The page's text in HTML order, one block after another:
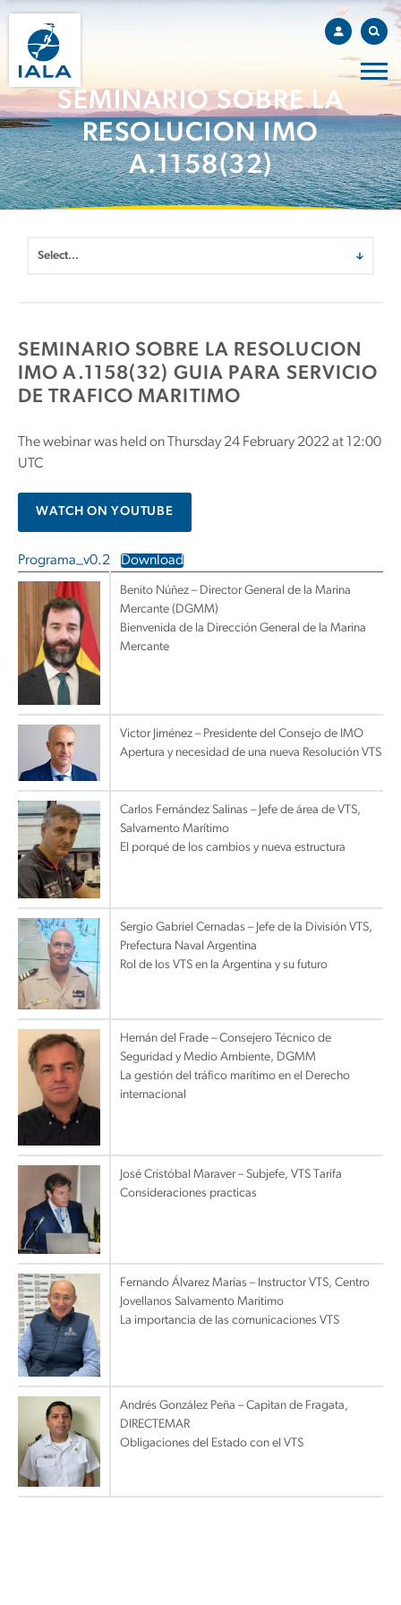
SEMINARIO SOBRE LA
RESOLUCION IMO
A.1158(32)
SEMINARIO SOBRE LA RESOLUCION
IMO A.1158(32) GUIA PARA SERVICIO
DE TRAFICO MARITIMO
The webinar was held on Thursday 24 February 2022 at 12:00
UTC
WATCH ON YOUTUBE
Programa_v0.2 Download
Benito Núñez – Director General de la Marina
Mercante (DGMM)
Bienvenida de la Dirección General de la Marina
Mercante
Victor Jiménez – Presidente del Consejo de IMO
Apertura y necesidad de una nueva Resolución VTS
Carlos Fernández Salinas – Jefe de área de VTS,
Salvamento Marítimo
El porqué de los cambios y nueva estructura
Sergio Gabriel Cernadas – Jefe de la División VTS,
Prefectura Naval Argentina
Rol de los VTS en la Argentina y su futuro
Hernán del Frade – Consejero Técnico de
Seguridad y Medio Ambiente, DGMM
La gestión del tráfico marítimo en el Derecho
internacional
José Cristóbal Maraver – Subjefe, VTS Tarifa
Consideraciones practicas
Fernando Álvarez Marías – Instructor VTS, Centro
Jovellanos Salvamento Maritimo
La importancia de las comunicaciones VTS
Andrés González Peña – Capitan de Fragata,
DIRECTEMAR
Obligaciones del Estado con el VTS